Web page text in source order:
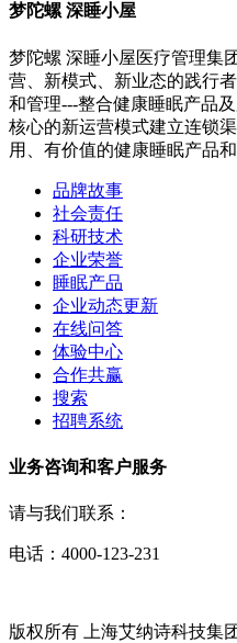
梦陀螺 深睡小屋
梦陀螺 深睡小屋医疗管理集
营、新模式、新业态的践行
和管理---整合健康睡眠产品
核心的新运营模式建立连锁
用、有价值的健康睡眠产品和
品牌故事
社会责任
科研技术
企业荣誉
睡眠产品
企业动态更新
在线问答
体验中心
合作共赢
搜索
招聘系统
业务咨询和客户服务
请与我们联系：
电话：4000-123-231
版权所有 上海艾纳诗科技集